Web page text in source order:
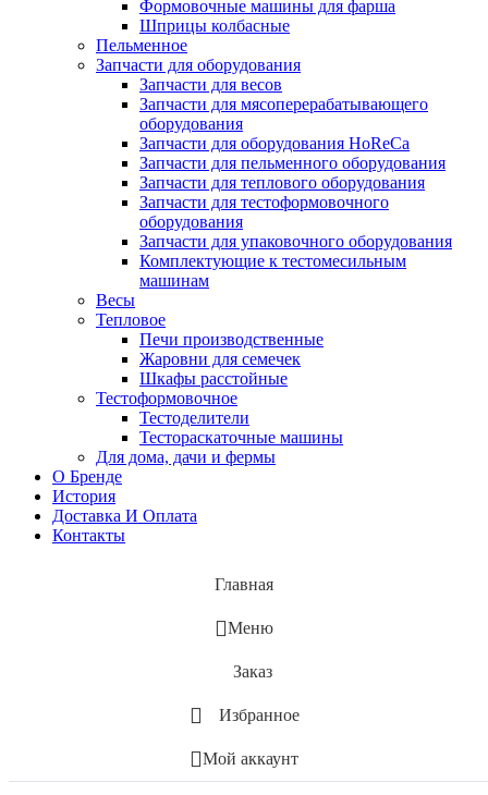
Формовочные машины для фарша
Шприцы колбасные
Пельменное
Запчасти для оборудования
Запчасти для весов
Запчасти для мясоперерабатывающего
оборудования
Запчасти для оборудования HoReCa
Запчасти для пельменного оборудования
Запчасти для теплового оборудования
Запчасти для тестоформовочного
оборудования
Запчасти для упаковочного оборудования
Комплектующие к тестомесильным
машинам
Весы
Тепловое
Печи производственные
Жаровни для семечек
Шкафы расстойные
Тестоформовочное
Тестоделители
Тестораскаточные машины
Для дома, дачи и фермы
О Бренде
История
Доставка И Оплата
Контакты
Главная
Меню
Заказ
Избранное
Мой аккаунт